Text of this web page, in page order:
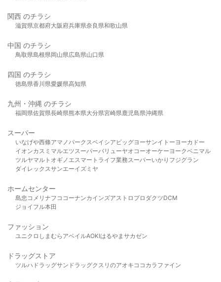
関西 のチラシ
滋賀県京都府大阪府兵庫県奈良県和歌山県
中国 のチラシ
鳥取県島根県岡山県広島県山口県
四国 のチラシ
徳島県香川県愛媛県高知県
九州・沖縄 のチラシ
福岡県佐賀県長崎県熊本県大分県宮崎県鹿児島県沖縄県
スーパー
いなげや西條アマノパークスベイシア ビッグヨーサンイトーヨーカドー
イオンカスミ マルエツスーパーバリューヤオコーオーケー ヨークベニマル
ツルヤマルト オギノ エスマート ライフ業務スーパーいかり フジグラン
ダイレックスサンエーイズミヤ
ホームセンター
島忠 コメリ ナフコ コーナンカインズアストロプロダクツDCM
ジョイフル本田
ファッション
ユニクロ しまむら アベイルAOKIはるやま サカゼン
ドラッグストア
ツルハドラッグサンドラッグクスリのアオキ ココカラファイン